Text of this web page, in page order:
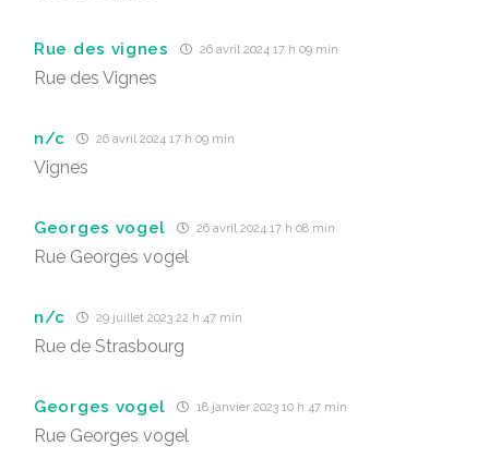
Rue des vignes 26 avril 2024 17 h 09 min
Rue des Vignes
n/c 26 avril 2024 17 h 09 min
Vignes
Georges vogel 26 avril 2024 17 h 08 min
Rue Georges vogel
n/c 29 juillet 2023 22 h 47 min
Rue de Strasbourg
Georges vogel 18 janvier 2023 10 h 47 min
Rue Georges vogel